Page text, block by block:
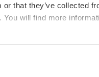
or that they’ve collected
will find more